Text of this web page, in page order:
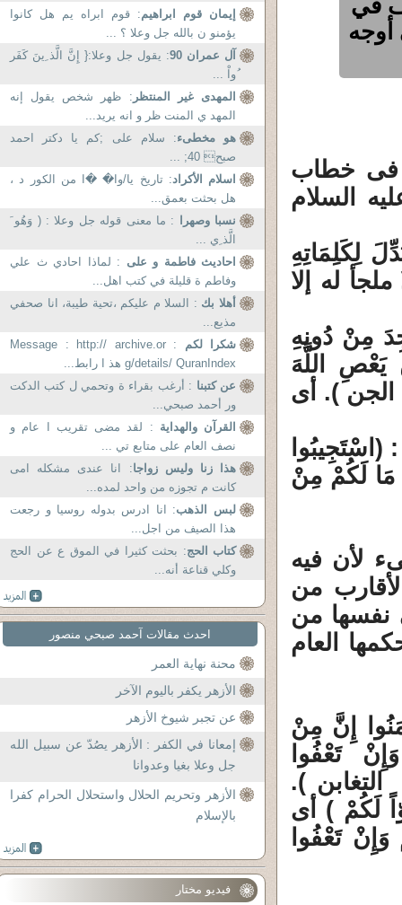
في
أوجه
فى خطاب
السلام
لِكَلِمَاتِهِ
). أى لا ملجأ له إلا
مِنْ دُونِهِ
يَعْصِ اللَّهَ
فَإِنَّ لَهُ نَارَ جَهَنَّمَ خَالِدِينَ فِيهَا أَبَداً (23) الجن ). أى
(اسْتَجِيبُوا
مَا لَكُمْ مِنْ
لأن فيه
من
نفسها من
العام
إِنَّ مِنْ
تَعْفُوا
وَتَغْفِرُوا فَإِنَّ اللَّهَ غَفُورٌ رَحِيمٌ (14) التغابن ).
لَكُمْ ) أى
تَعْفُوا
إيمان قوم ابراهيم: قوم ابراه يم هل كانوا
يؤمنو ن بالله جل وعلا ؟ ...
آل عمران 90
: يقول جل وعلا:{ إِنَّ الَّذ ِينَ كَفَر
ُواْ ...
المهدى غير المنتظر : ظهر شخص يقول إنه
المهد ي المنت ظر و انه يريد...
هو مخطىء: سلام علی ;کم یا دکتر احمد
صبح 40; ...
اسلام الأكراد: تاريخ يا/وا� �ا من الكور د ،
هل بحثت بعمق...
نسبا وصهرا : ما معنى قوله جل وعلا : ( وَهُو َ
الَّذ ِي ...
احاديث فاطمة و على : لماذا احادي ث علي
وفاطم ة قليلة في كتب اهل...
أهلا بك : السلا م عليكم ،تحية طيبة، انا صحفي
مذيع...
شكرا لكم
: Message : http:// archive.or
g/details/ QuranIndex هذ ا رابط...
عن كتبنا : أرغب بقراء ة وتحمي ل كتب الدكت
ور أحمد صبحي...
القرآن والهداية : لقد مضى تقريب ا عام و
نصف العام على متابع تي ...
هذا زنا وليس زواجا: انا عندى مشكله امى
كانت م تجوزه من واحد لمده...
لبس الذهب: انا ادرس بدوله روسيا و رجعت
هذا الصيف من اجل...
كتاب الحج: بحثت كثيرا في الموق ع عن الحج
وكلي قناعة أنه...
احدث مقالات آحمد صبحي منصور
محنة نهاية العمر
الأزهر يكفر باليوم الآخر
عن تجبر شيوخ الأزهر
إمعانا في الكفر : الأزهر يصُدّ عن سبيل الله
جل وعلا بغيا وعدوانا
الأزهر وتحريم الحلال واستحلال الحرام كفرا
بالإسلام
فيديو مختار